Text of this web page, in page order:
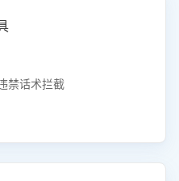
禁话术拦截